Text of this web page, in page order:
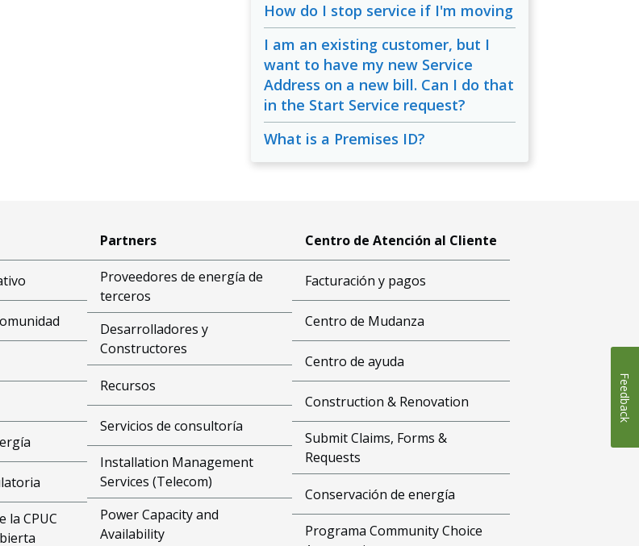
How do I stop service if I'm moving
I am an existing customer, but I
want to have my new Service
Address on a new bill. Can I do that
in the Start Service request?
What is a Premises ID?
la CPUC
Partners
Proveedores de energía de
terceros
Desarrolladores y
Constructores
Recursos
Servicios de consultoría
Installation Management
Services (Telecom)
Power Capacity and
Availability
Centro de Atención al Cliente
Facturación y pagos
Centro de Mudanza
Centro de ayuda
Construction & Renovation
Submit Claims, Forms &
Requests
Conservación de energía
Programa Community Choice
Feedback